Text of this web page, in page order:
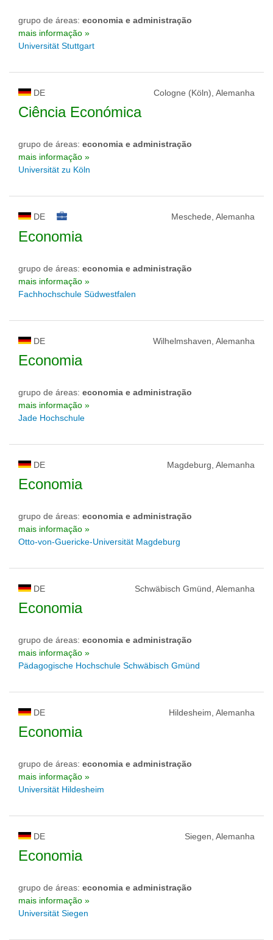
grupo de áreas: economia e administração
mais informação »
Universität Stuttgart
DE Cologne (Köln), Alemanha
Ciência Económica
grupo de áreas: economia e administração
mais informação »
Universität zu Köln
DE Meschede, Alemanha
Economia
grupo de áreas: economia e administração
mais informação »
Fachhochschule Südwestfalen
DE Wilhelmshaven, Alemanha
Economia
grupo de áreas: economia e administração
mais informação »
Jade Hochschule
DE Magdeburg, Alemanha
Economia
grupo de áreas: economia e administração
mais informação »
Otto-von-Guericke-Universität Magdeburg
DE Schwäbisch Gmünd, Alemanha
Economia
grupo de áreas: economia e administração
mais informação »
Pädagogische Hochschule Schwäbisch Gmünd
DE Hildesheim, Alemanha
Economia
grupo de áreas: economia e administração
mais informação »
Universität Hildesheim
DE Siegen, Alemanha
Economia
grupo de áreas: economia e administração
mais informação »
Universität Siegen